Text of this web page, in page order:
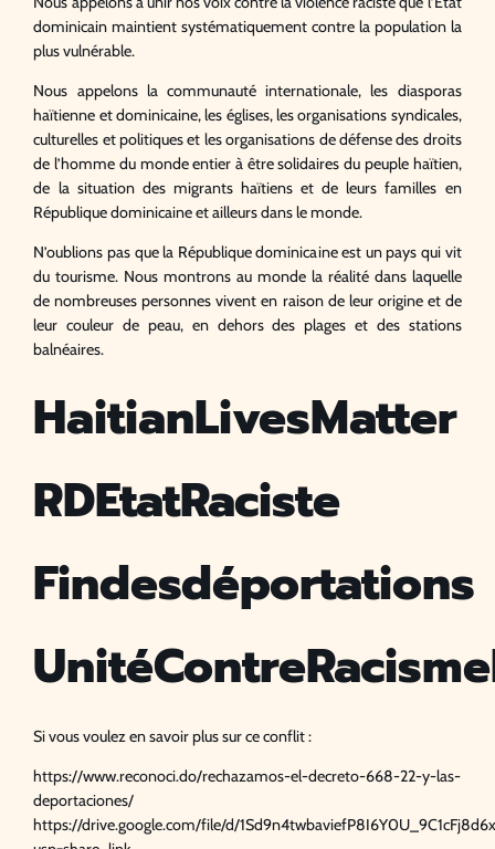
dominicain maintient systématiquement contre la population la
plus vulnérable.
Nous appelons la communauté internationale, les diasporas
haïtienne et dominicaine, les églises, les organisations syndicales,
culturelles et politiques et les organisations de défense des droits
de l’homme du monde entier à être solidaires du peuple haïtien,
de la situation des migrants haïtiens et de leurs familles en
République dominicaine et ailleurs dans le monde.
N’oublions pas que la République dominicaine est un pays qui vit
du tourisme. Nous montrons au monde la réalité dans laquelle
de nombreuses personnes vivent en raison de leur origine et de
leur couleur de peau, en dehors des plages et des stations
balnéaires.
HaitianLivesMatter
RDEtatRaciste
Findesdéportations
Si vous voulez en savoir plus sur ce conflit :
https://www.reconoci.do/rechazamos-el-decreto-668-22-y-las-
deportaciones/
https://drive.google.com/file/d/